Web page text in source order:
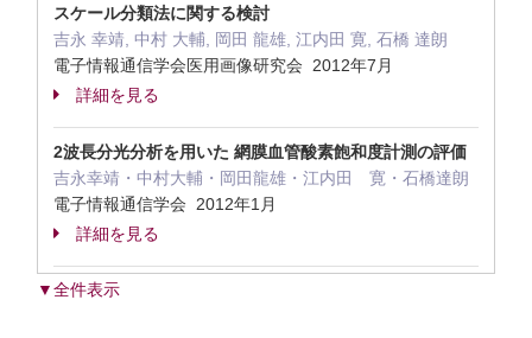
スケール分類法に関する検討
吉永 幸靖, 中村 大輔, 岡田 龍雄, 江内田 寛, 石橋 達朗
電子情報通信学会医用画像研究会 2012年7月
詳細を見る
2波長分光分析を用いた 網膜血管酸素飽和度計測の評価
吉永幸靖・中村大輔・岡田龍雄・江内田 寛・石橋達朗
電子情報通信学会 2012年1月
詳細を見る
▼全件表示